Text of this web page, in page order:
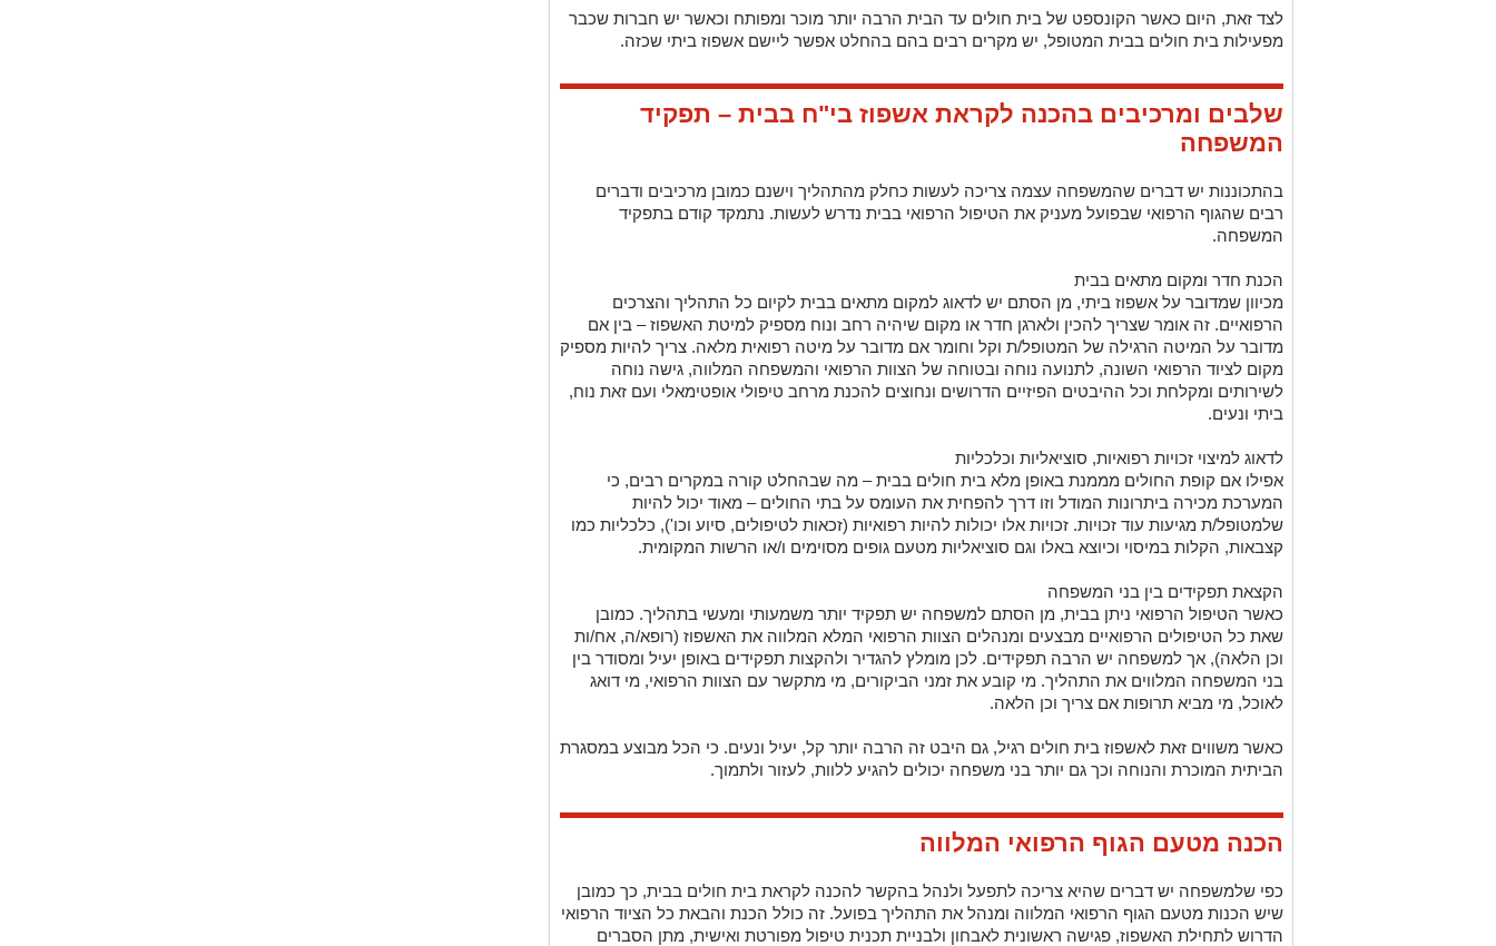
לצד זאת, היום כאשר הקונספט של בית חולים עד הבית הרבה יותר מוכר ומפותח וכאשר יש חברות שכבר
מפעילות בית חולים בבית המטופל, יש מקרים רבים בהם בהחלט אפשר ליישם אשפוז ביתי שכזה.
שלבים ומרכיבים בהכנה לקראת אשפוז בי"ח בבית – תפקיד
המשפחה
בהתכוננות יש דברים שהמשפחה עצמה צריכה לעשות כחלק מהתהליך וישנם כמובן מרכיבים ודברים
רבים שהגוף הרפואי שבפועל מעניק את הטיפול הרפואי בבית נדרש לעשות. נתמקד קודם בתפקיד
המשפחה.
הכנת חדר ומקום מתאים בבית
מכיוון שמדובר על אשפוז ביתי, מן הסתם יש לדאוג למקום מתאים בבית לקיום כל התהליך והצרכים
הרפואיים. זה אומר שצריך להכין ולארגן חדר או מקום שיהיה רחב ונוח מספיק למיטת האשפוז – בין אם
מדובר על המיטה הרגילה של המטופל/ת וקל וחומר אם מדובר על מיטה רפואית מלאה. צריך להיות מספיק
מקום לציוד הרפואי השונה, לתנועה נוחה ובטוחה של הצוות הרפואי והמשפחה המלווה, גישה נוחה
לשירותים ומקלחת וכל ההיבטים הפיזיים הדרושים ונחוצים להכנת מרחב טיפולי אופטימאלי ועם זאת נוח,
ביתי ונעים.
לדאוג למיצוי זכויות רפואיות, סוציאליות וכלכליות
אפילו אם קופת החולים מממנת באופן מלא בית חולים בבית – מה שבהחלט קורה במקרים רבים, כי
המערכת מכירה ביתרונות המודל וזו דרך להפחית את העומס על בתי החולים – מאוד יכול להיות
שלמטופל/ת מגיעות עוד זכויות. זכויות אלו יכולות להיות רפואיות (זכאות לטיפולים, סיוע וכו'), כלכליות כמו
קצבאות, הקלות במיסוי וכיוצא באלו וגם סוציאליות מטעם גופים מסוימים ו/או הרשות המקומית.
הקצאת תפקידים בין בני המשפחה
כאשר הטיפול הרפואי ניתן בבית, מן הסתם למשפחה יש תפקיד יותר משמעותי ומעשי בתהליך. כמובן
שאת כל הטיפולים הרפואיים מבצעים ומנהלים הצוות הרפואי המלא המלווה את האשפוז (רופא/ה, אח/ות
וכן הלאה), אך למשפחה יש הרבה תפקידים. לכן מומלץ להגדיר ולהקצות תפקידים באופן יעיל ומסודר בין
בני המשפחה המלווים את התהליך. מי קובע את זמני הביקורים, מי מתקשר עם הצוות הרפואי, מי דואג
לאוכל, מי מביא תרופות אם צריך וכן הלאה.
כאשר משווים זאת לאשפוז בית חולים רגיל, גם היבט זה הרבה יותר קל, יעיל ונעים. כי הכל מבוצע במסגרת
הביתית המוכרת והנוחה וכך גם יותר בני משפחה יכולים להגיע ללוות, לעזור ולתמוך.
הכנה מטעם הגוף הרפואי המלווה
כפי שלמשפחה יש דברים שהיא צריכה לתפעל ולנהל בהקשר להכנה לקראת בית חולים בבית, כך כמובן
שיש הכנות מטעם הגוף הרפואי המלווה ומנהל את התהליך בפועל. זה כולל הכנת והבאת כל הציוד הרפואי
הדרוש לתחילת האשפוז, פגישה ראשונית לאבחון ולבניית תכנית טיפול מפורטת ואישית, מתן הסברים